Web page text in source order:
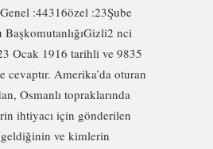
:44316özel :23Şube
BaşkomutanlığıGizli2 nci
Ocak 1916 tarihli ve 9835
cevaptır. Amerika’da oturan
Osmanlı topraklarında
ihtiyacı için gönderilen
ve kimlerin